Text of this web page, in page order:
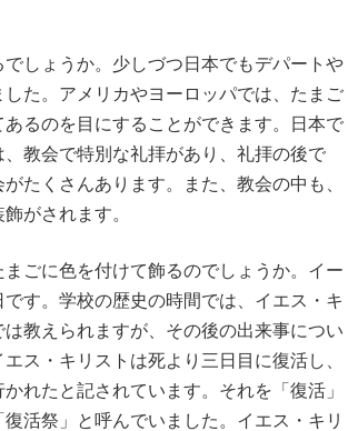
しょうか。少しづつ日本でもデパートや
た。アメリカやヨーロッパでは、たまご
るのを目にすることができます。日本で
教会で特別な礼拝があり、礼拝の後で
たくさんあります。また、教会の中も、
がされます。
ごに色を付けて飾るのでしょうか。イー
す。学校の歴史の時間では、イエス・キ
教えられますが、その後の出来事につい
ス・キリストは死より三日目に復活し、
れたと記されています。それを「復活」
活祭」と呼んでいました。イエス・キリ